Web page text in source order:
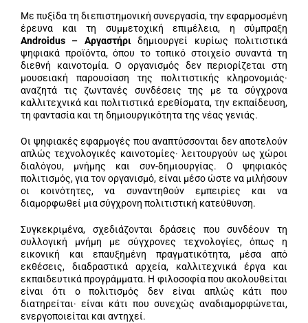
Με πυξίδα τη διεπιστημονική συνεργασία, την εφαρμοσμένη
έρευνα και τη συμμετοχική επιμέλεια, η σύμπραξη
Androidus – Αργαστήριδημιουργεί κυρίως πολιτιστικά
ψηφιακά προϊόντα, όπου το τοπικό στοιχείο συναντά τη
διεθνή καινοτομία. Ο οργανισμός δεν περιορίζεται στη
μουσειακή παρουσίαση της πολιτιστικής κληρονομιάς·
αναζητά τις ζωντανές συνδέσεις της με τα σύγχρονα
καλλιτεχνικά και πολιτιστικά ερεθίσματα, την εκπαίδευση,
τη φαντασία και τη δημιουργικότητα της νέας γενιάς.
Οι ψηφιακές εφαρμογές που αναπτύσσονται δεν αποτελούν
απλώς τεχνολογικές καινοτομίες· λειτουργούν ως χώροι
διαλόγου, μνήμης και συν-δημιουργίας. Ο ψηφιακός
πολιτισμός, για τον οργανισμό, είναι μέσο ώστε να μιλήσουν
οι κοινότητες, να συναντηθούν εμπειρίες και να
διαμορφωθεί μια σύγχρονη πολιτιστική κατεύθυνση.
Συγκεκριμένα, σχεδιάζονται δράσεις που συνδέουν τη
συλλογική μνήμη με σύγχρονες τεχνολογίες, όπως η
εικονική και επαυξημένη πραγματικότητα, μέσα από
εκθέσεις, διαδραστικά αρχεία, καλλιτεχνικά έργα και
εκπαιδευτικά προγράμματα. Η φιλοσοφία που ακολουθείται
είναι ότι ο πολιτισμός δεν είναι απλώς κάτι που
διατηρείται· είναι κάτι που συνεχώς αναδιαμορφώνεται,
ενεργοποιείται και αντηχεί.